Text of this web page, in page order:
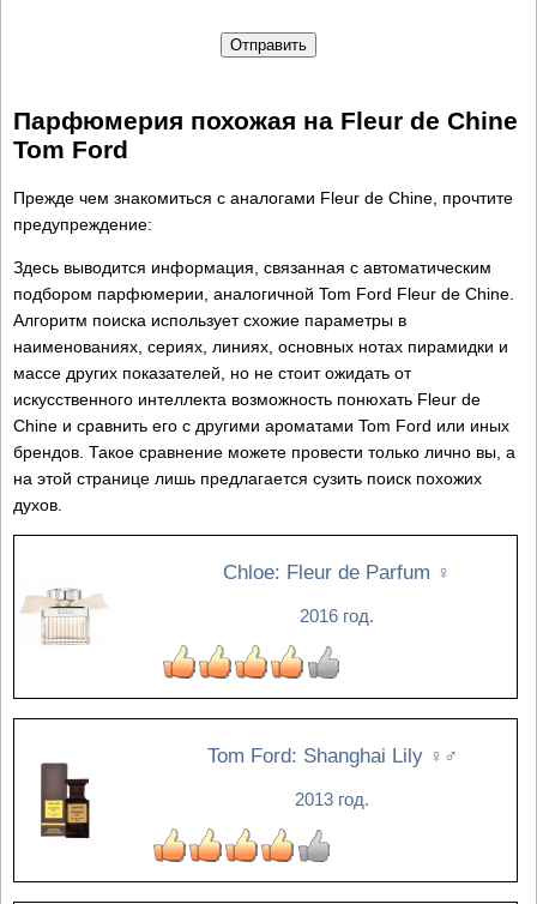
Отправить
Парфюмерия похожая на Fleur de Chine
Tom Ford
Прежде чем знакомиться с аналогами Fleur de Chine, прочтите
предупреждение:
Здесь выводится информация, связанная с автоматическим
подбором парфюмерии, аналогичной Tom Ford Fleur de Chine.
Алгоритм поиска использует схожие параметры в
наименованиях, сериях, линиях, основных нотах пирамидки и
массе других показателей, но не стоит ожидать от
искусственного интеллекта возможность понюхать Fleur de
Chine и сравнить его с другими ароматами Tom Ford или иных
брендов. Такое сравнение можете провести только лично вы, а
на этой странице лишь предлагается сузить поиск похожих
духов.
Chloe: Fleur de Parfum ♀
2016 год.
Tom Ford: Shanghai Lily ♀♂
2013 год.